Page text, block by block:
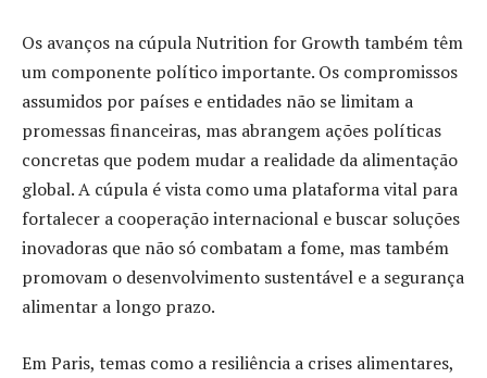
Os avanços na cúpula Nutrition for Growth também têm
um componente político importante. Os compromissos
assumidos por países e entidades não se limitam a
promessas financeiras, mas abrangem ações políticas
concretas que podem mudar a realidade da alimentação
global. A cúpula é vista como uma plataforma vital para
fortalecer a cooperação internacional e buscar soluções
inovadoras que não só combatam a fome, mas também
promovam o desenvolvimento sustentável e a segurança
alimentar a longo prazo.
Em Paris, temas como a resiliência a crises alimentares,